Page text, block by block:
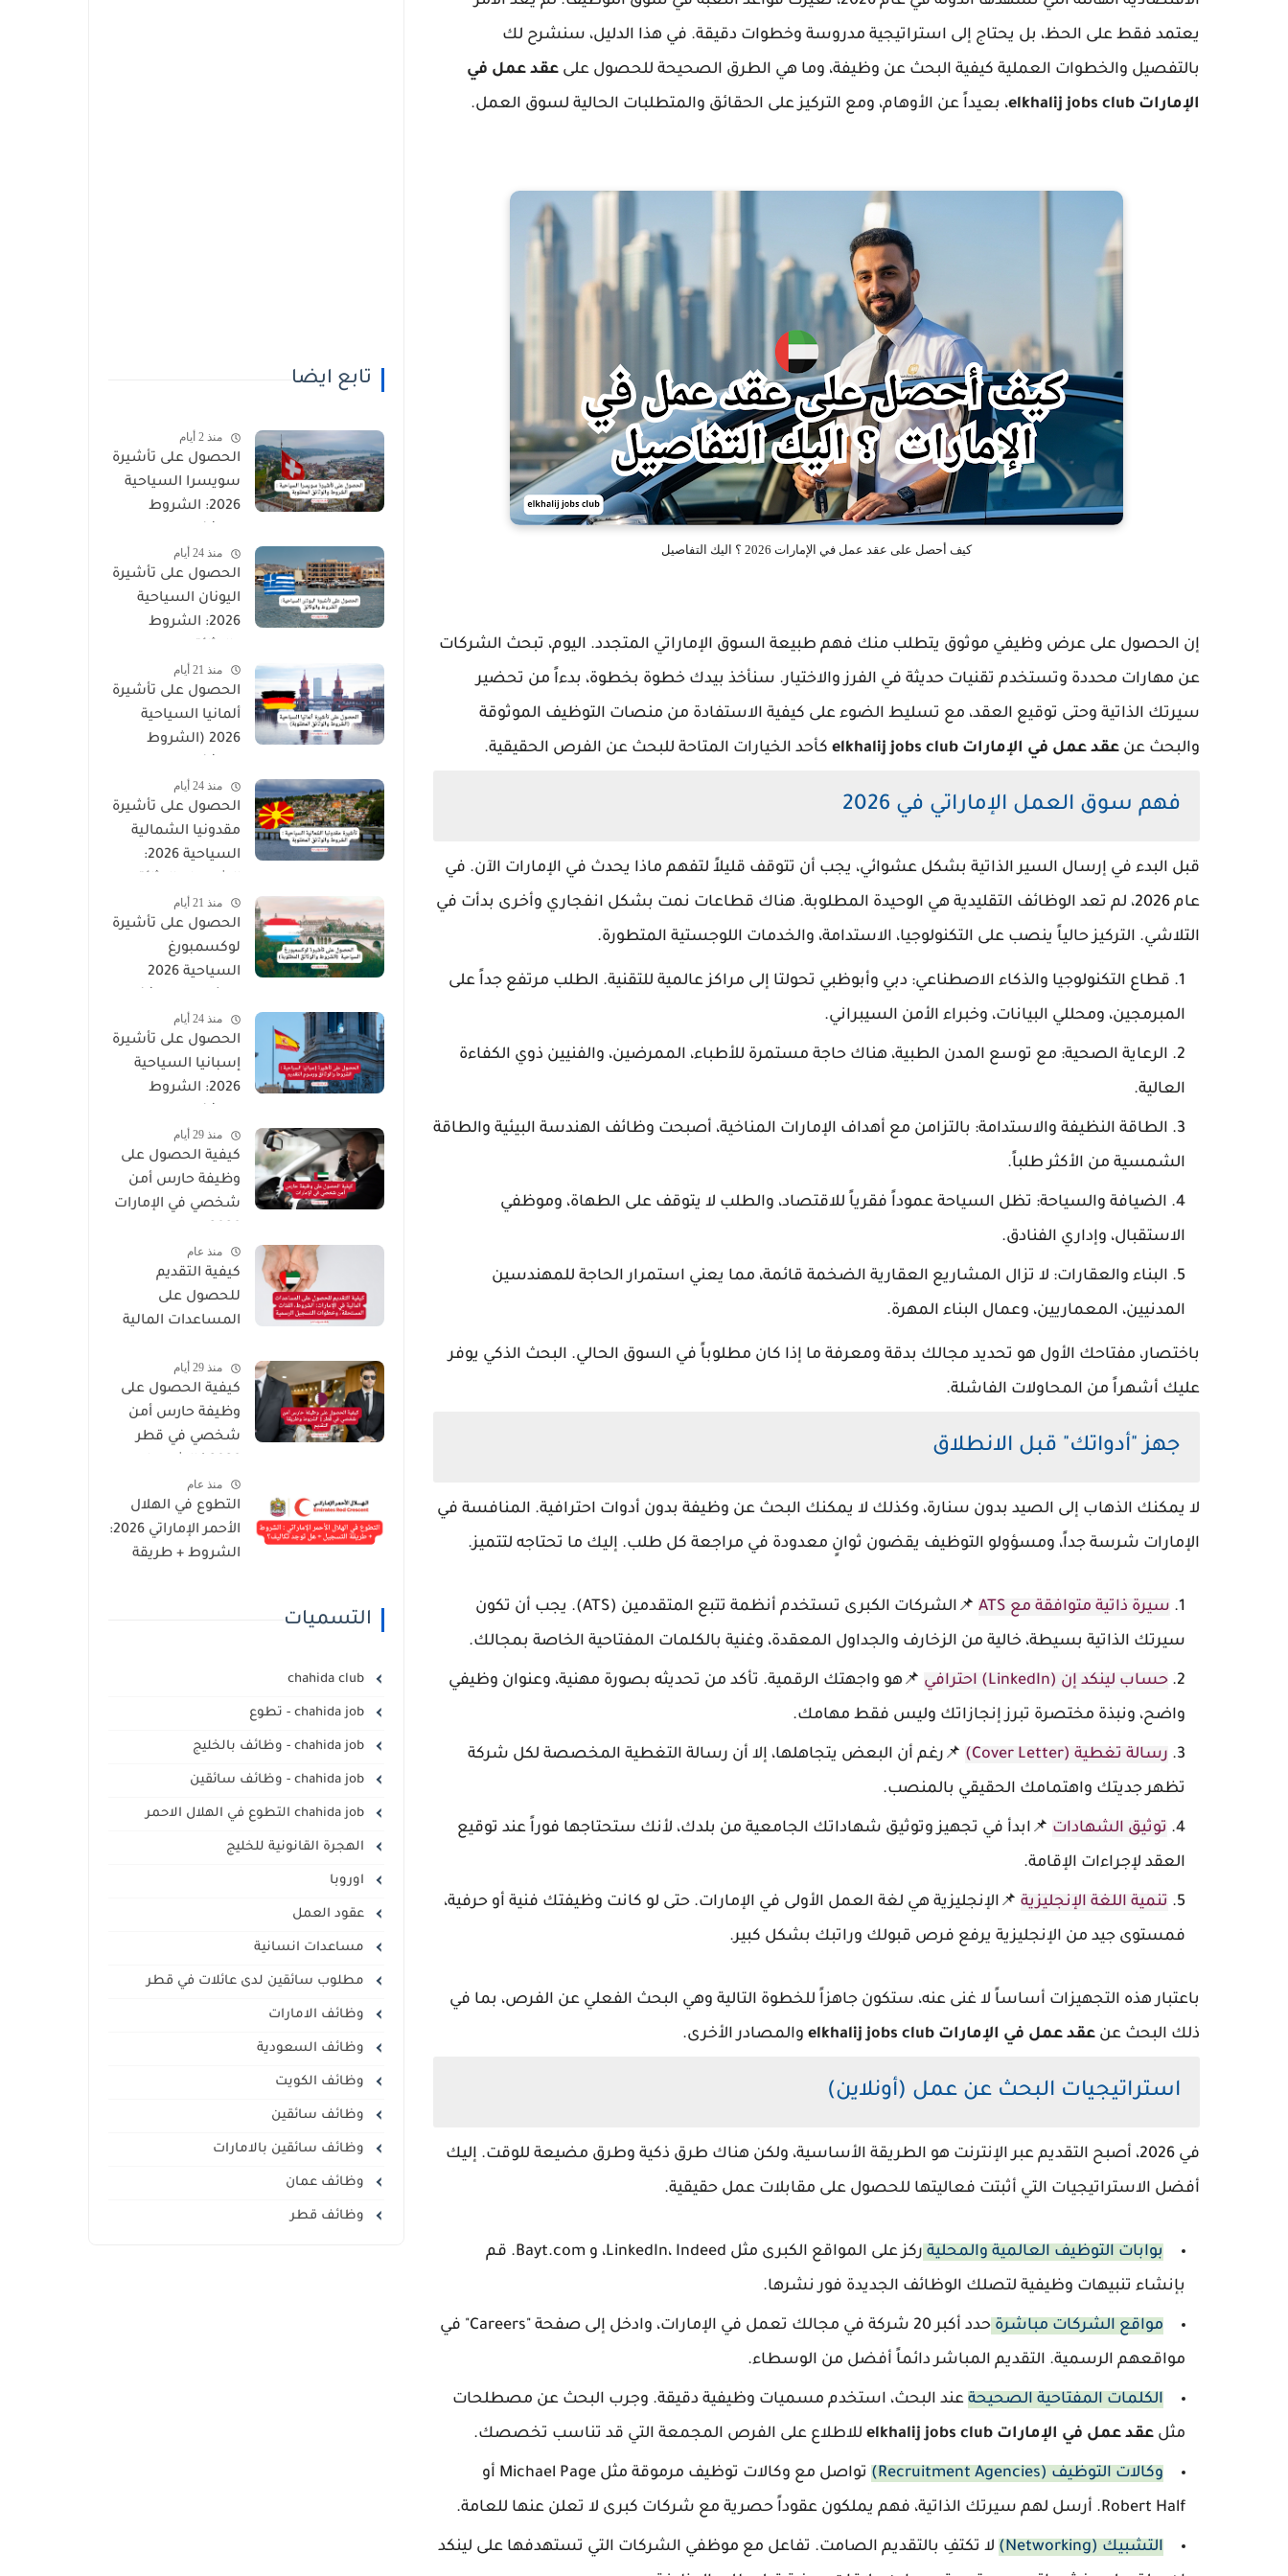
يعتمد فقط على الحظ، بل يحتاج إلى استراتيجية مدروسة وخطوات دقيقة. في هذا الدليل، سنشرح لك
بالتفصيل والخطوات العملية كيفية البحث عن وظيفة، وما هي الطرق الصحيحة للحصول على عقد عمل في
الإمارات elkhalij jobs club
، بعيداً عن الأوهام، ومع التركيز على الحقائق والمتطلبات الحالية لسوق العمل.
كيف أحصل على عقد عمل في الإمارات 2026 ؟ اليك التفاصيل
إن الحصول على عرض وظيفي موثوق يتطلب منك فهم طبيعة السوق الإماراتي المتجدد. اليوم، تبحث الشركات
عن مهارات محددة وتستخدم تقنيات حديثة في الفرز والاختيار. سنأخذ بيدك خطوة بخطوة، بدءاً من تحضير
سيرتك الذاتية وحتى توقيع العقد، مع تسليط الضوء على كيفية الاستفادة من منصات التوظيف الموثوقة
والبحث عن عقد عمل في الإمارات elkhalij jobs club كأحد الخيارات المتاحة للبحث عن الفرص الحقيقية.
فهم سوق العمل الإماراتي في 2026
قبل البدء في إرسال السير الذاتية بشكل عشوائي، يجب أن تتوقف قليلاً لتفهم ماذا يحدث في الإمارات الآن. في
عام 2026، لم تعد الوظائف التقليدية هي الوحيدة المطلوبة. هناك قطاعات نمت بشكل انفجاري وأخرى بدأت في
التلاشي. التركيز حالياً ينصب على التكنولوجيا، الاستدامة، والخدمات اللوجستية المتطورة.
قطاع التكنولوجيا والذكاء الاصطناعي: دبي وأبوظبي تحولتا إلى مراكز عالمية للتقنية. الطلب مرتفع جداً على
المبرمجين، ومحللي البيانات، وخبراء الأمن السيبراني.
الرعاية الصحية: مع توسع المدن الطبية، هناك حاجة مستمرة للأطباء، الممرضين، والفنيين ذوي الكفاءة
العالية.
الطاقة النظيفة والاستدامة: بالتزامن مع أهداف الإمارات المناخية، أصبحت وظائف الهندسة البيئية والطاقة
الشمسية من الأكثر طلباً.
الضيافة والسياحة: تظل السياحة عموداً فقرياً للاقتصاد، والطلب لا يتوقف على الطهاة، وموظفي
الاستقبال، وإداري الفنادق.
البناء والعقارات: لا تزال المشاريع العقارية الضخمة قائمة، مما يعني استمرار الحاجة للمهندسين
المدنيين، المعماريين، وعمال البناء المهرة.
باختصار، مفتاحك الأول هو تحديد مجالك بدقة ومعرفة ما إذا كان مطلوباً في السوق الحالي. البحث الذكي يوفر
عليك أشهراً من المحاولات الفاشلة.
جهز "أدواتك" قبل الانطلاق
لا يمكنك الذهاب إلى الصيد بدون سنارة، وكذلك لا يمكنك البحث عن وظيفة بدون أدوات احترافية. المنافسة في
الإمارات شرسة جداً، ومسؤولو التوظيف يقضون ثوانٍ معدودة في مراجعة كل طلب. إليك ما تحتاجه لتتميز.
سيرة ذاتية متوافقة مع ATS
📌الشركات الكبرى تستخدم أنظمة تتبع المتقدمين (ATS). يجب أن تكون
سيرتك الذاتية بسيطة، خالية من الزخارف والجداول المعقدة، وغنية بالكلمات المفتاحية الخاصة بمجالك.
حساب لينكد إن (LinkedIn) احترافي
📌هو واجهتك الرقمية. تأكد من تحديثه بصورة مهنية، وعنوان وظيفي
واضح، ونبذة مختصرة تبرز إنجازاتك وليس فقط مهامك.
رسالة تغطية (Cover Letter)
📌رغم أن البعض يتجاهلها، إلا أن رسالة التغطية المخصصة لكل شركة
تظهر جديتك واهتمامك الحقيقي بالمنصب.
توثيق الشهادات 📌ابدأ في تجهيز وتوثيق شهاداتك الجامعية من بلدك، لأنك ستحتاجها فوراً عند توقيع
العقد لإجراءات الإقامة.
تنمية اللغة الإنجليزية 📌الإنجليزية هي لغة العمل الأولى في الإمارات. حتى لو كانت وظيفتك فنية أو حرفية،
فمستوى جيد من الإنجليزية يرفع فرص قبولك وراتبك بشكل كبير.
باعتبار هذه التجهيزات أساساً لا غنى عنه، ستكون جاهزاً للخطوة التالية وهي البحث الفعلي عن الفرص، بما في
ذلك البحث عن عقد عمل في الإمارات elkhalij jobs club والمصادر الأخرى.
استراتيجيات البحث عن عمل (أونلاين)
في 2026، أصبح التقديم عبر الإنترنت هو الطريقة الأساسية، ولكن هناك طرق ذكية وطرق مضيعة للوقت. إليك
أفضل الاستراتيجيات التي أثبتت فعاليتها للحصول على مقابلات عمل حقيقية.
بوابات التوظيف العالمية والمحلية
ركز على المواقع الكبرى مثل LinkedIn، Indeed، و Bayt.com. قم
بإنشاء تنبيهات وظيفية لتصلك الوظائف الجديدة فور نشرها.
مواقع الشركات مباشرة
حدد أكبر 20 شركة في مجالك تعمل في الإمارات، وادخل إلى صفحة "Careers" في
مواقعهم الرسمية. التقديم المباشر دائماً أفضل من الوسطاء.
الكلمات المفتاحية الصحيحة عند البحث، استخدم مسميات وظيفية دقيقة. وجرب البحث عن مصطلحات
مثل عقد عمل في الإمارات elkhalij jobs club للاطلاع على الفرص المجمعة التي قد تناسب تخصصك.
وكالات التوظيف (Recruitment Agencies)
تواصل مع وكالات توظيف مرموقة مثل Michael Page أو
Robert Half. أرسل لهم سيرتك الذاتية، فهم يملكون عقوداً حصرية مع شركات كبرى لا تعلن عنها للعامة.
التشبيك (Networking)
لا تكتفِ بالتقديم الصامت. تفاعل مع موظفي الشركات التي تستهدفها على لينكد
تابع ايضا
منذ 2 أيام
الحصول على تأشيرة
سويسرا السياحية
2026: الشروط
منذ 24 أيام
الحصول على تأشيرة
اليونان السياحية
2026: الشروط
منذ 21 أيام
الحصول على تأشيرة
ألمانيا السياحية
2026 (الشروط
منذ 24 أيام
الحصول على تأشيرة
مقدونيا الشمالية
السياحية 2026:
المطلوبة
منذ 21 أيام
الحصول على تأشيرة
لوكسمبورغ
السياحية 2026
المطلوبة)
منذ 24 أيام
الحصول على تأشيرة
إسبانيا السياحية
2026: الشروط
التقديم
منذ 29 أيام
كيفية الحصول على
وظيفة حارس أمن
شخصي في الإمارات
منذ عام
كيفية التقديم
للحصول على
المساعدات المالية
الشروط، الفئات
المستحقة، وخطوات
التسجيل الرسمية
منذ 29 أيام
كيفية الحصول على
وظيفة حارس أمن
شخصي في قطر
وطريقة التقديم
منذ عام
التطوع في الهلال
الأحمر الإماراتي 2026:
الشروط + طريقة
التسميات
chahida club
chahida job - تطوع
chahida job - وظائف بالخليج
chahida job - وظائف سائقين
chahida job التطوع في الهلال الاحمر
الهجرة القانونية للخليج
اوروبا
عقود العمل
مساعدات انسانية
مطلوب سائقين لدى عائلات في قطر
وظائف الامارات
وظائف السعودية
وظائف الكويت
وظائف سائقين
وظائف سائقين بالامارات
وظائف عمان
وظائف قطر